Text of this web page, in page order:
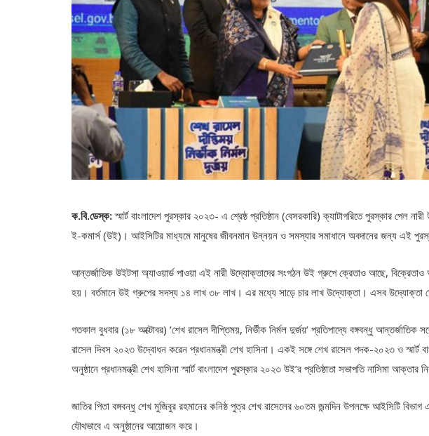
ক.বি.ডেস্ক:স্মার্ট বাংলাদেশ পুরস্কার ২০২৩- এ শ্রেষ্ঠ প্রতিষ্ঠান (বেসরকারি) ক্যাটাগরিতে পুরস্কার পেল
ই-কমার্স (উই)। আইসিটির মাধ্যমে মানুষের জীবনমান উন্নয়ন ও সমস্যার সমাধানে অবদানের জন্য এই
আন্তর্জাতিক উইটসা অ্যাওয়ার্ড পাওয়া এই নারী উদ্যোক্তাদের সংগঠন উই গ্রুপে ক্রেতাও আছে,
হয়। বর্তমানে উই গ্রুপের সদস্য ১৪ লাখ ৩৮ লাখ। এর মধ্যে সাড়ে চার লাখ উদ্যোক্তা। এসব উদ্যোক্তা
গতকাল বুধবার (১৮ অক্টোবর) ‘শেখ রাসেল দীপ্তিময়, নির্ভীক নির্মল দুর্জয়’ প্রতিপাদ্যে বঙ্গবন্ধু আন্তর্জাতিক
রাসেল দিবস ২০২৩ উদ্বোধন করেন প্রধানমন্ত্রী শেখ হাসিনা। একই সঙ্গে শেখ রাসেল পদক-২০২৩ ও স্মার্ট
অনুষ্ঠানে প্রধানমন্ত্রী শেখ হাসিনা স্মার্ট বাংলাদেশ পুরস্কার ২০২৩ উই’র প্রতিষ্ঠাতা সভাপতি নাসিমা আক্তার
জাতির পিতা বঙ্গবন্ধু শেখ মুজিবুর রহমানের কনিষ্ঠ পুত্র শেখ রাসেলের ৬০তম জন্মদিন উপলক্ষে আইসিটি
যৌথভাবে এ অনুষ্ঠানের আয়োজন করে।